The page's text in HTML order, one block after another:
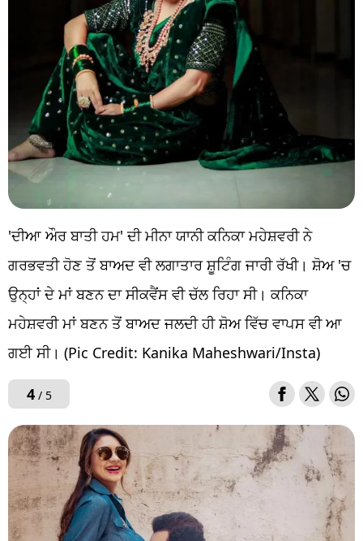
'ਦੀਆ ਔਰ ਬਾਤੀ ਹਮ' ਦੀ ਮੀਨਾ ਯਾਨੀ ਕਨਿਕਾ ਮਹੇਸ਼ਵਰੀ ਨੇ
ਗਰਭਵਤੀ ਹੋਣ ਤੋਂ ਬਾਅਦ ਵੀ ਲਗਾਤਾਰ ਸ਼ੂਟਿੰਗ ਜਾਰੀ ਰੱਖੀ। ਸ਼ੋਅ 'ਚ
ਉਨ੍ਹਾਂ ਦੇ ਮਾਂ ਬਣਨ ਦਾ ਸੀਕਵੈਂਸ ਵੀ ਚੱਲ ਰਿਹਾ ਸੀ। ਕਨਿਕਾ
ਮਹੇਸ਼ਵਰੀ ਮਾਂ ਬਣਨ ਤੋਂ ਬਾਅਦ ਜਲਦੀ ਹੀ ਸ਼ੋਅ ਵਿੱਚ ਵਾਪਸ ਵੀ ਆ
ਗਈ ਸੀ। (Pic Credit: Kanika Maheshwari/Insta)
4/ 5